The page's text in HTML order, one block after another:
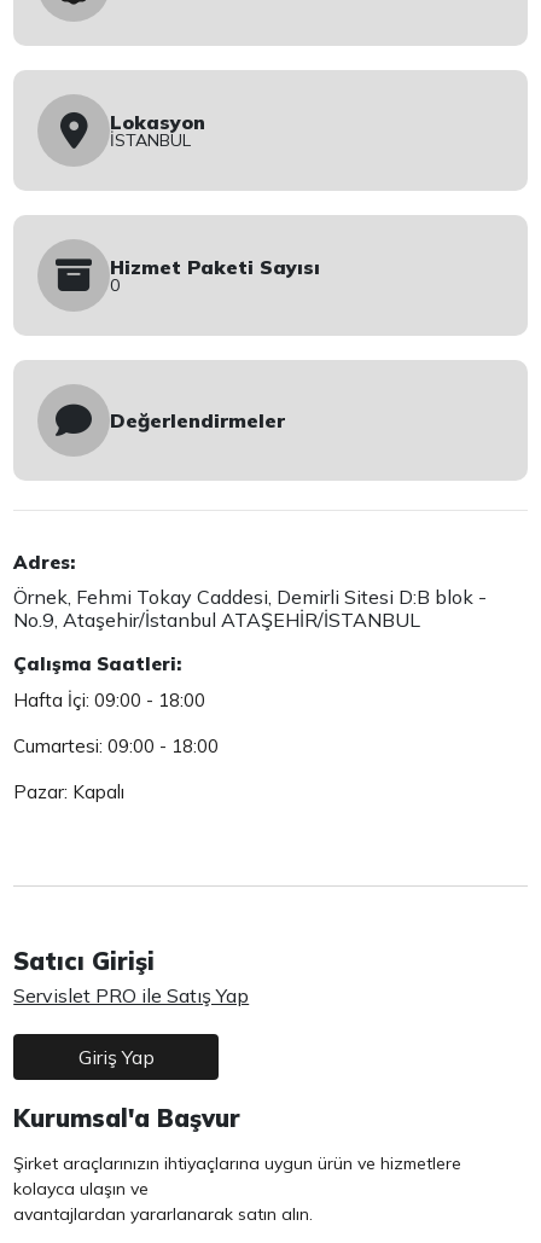
Lokasyon
İSTANBUL
Hizmet Paketi Sayısı
0
Değerlendirmeler
Adres:
Örnek, Fehmi Tokay Caddesi, Demirli Sitesi D:B blok -
No.9, Ataşehir/İstanbul ATAŞEHİR/İSTANBUL
Çalışma Saatleri:
Hafta İçi: 09:00 - 18:00
Cumartesi: 09:00 - 18:00
Pazar: Kapalı
Satıcı Girişi
Servislet PRO ile Satış Yap
Giriş Yap
Kurumsal'a Başvur
Şirket araçlarınızın ihtiyaçlarına uygun ürün ve hizmetlere
kolayca ulaşın ve
avantajlardan yararlanarak satın alın.